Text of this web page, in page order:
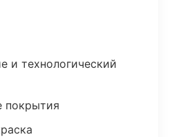
и технологический
покрытия